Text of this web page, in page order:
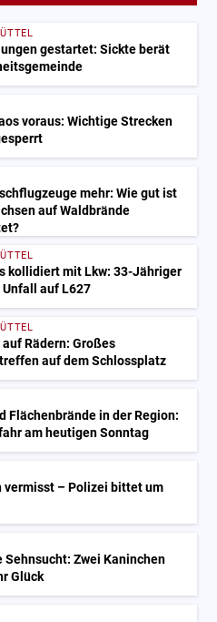
gestartet: Sickte berät
voraus: Wichtige Strecken
mehr: Wie gut ist
auf Waldbrände
kollidiert mit Lkw: 33-Jähriger
auf L627
Rädern: Großes
auf dem Schlossplatz
Flächenbrände in der Region:
am heutigen Sonntag
vermisst – Polizei bittet um
Sehnsucht: Zwei Kaninchen
Glück